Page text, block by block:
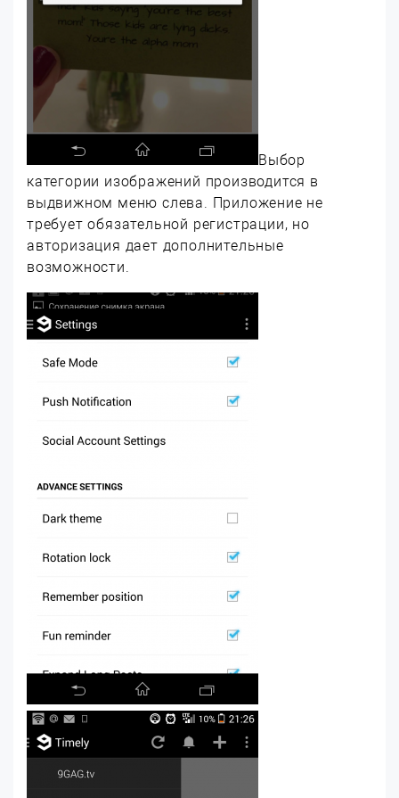
Выбор
категории изображений производится в
выдвижном меню слева. Приложение не
требует обязательной регистрации, но
авторизация дает дополнительные
возможности.